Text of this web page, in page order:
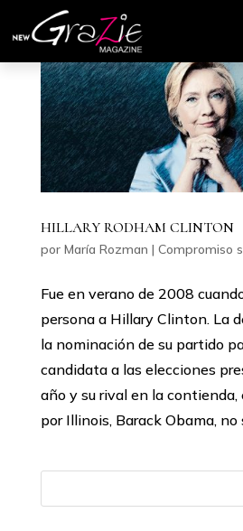
HILLARY RODHAM CLINTON
por María Rozman | Compromiso
Fue en verano de 2008
persona a Hillary Clinton. La
la nominación de su partido
candidata a las elecciones
año y su rival en la contienda,
por Illinois, Barack Obama, no